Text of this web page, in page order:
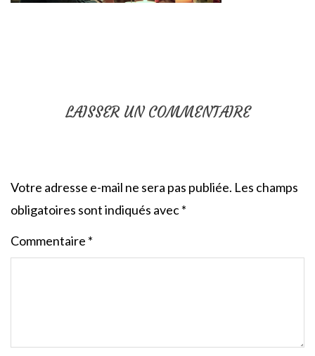
LAISSER UN COMMENTAIRE
Votre adresse e-mail ne sera pas publiée. Les champs
obligatoires sont indiqués avec*
Commentaire *